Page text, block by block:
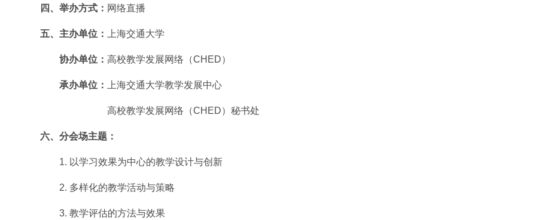
四、举办方式： 网络直播
五、 主办单位： 上海交通大学
协办单位：高校教学发展网络（CHED）
承办单位： 上海交通大学教学发展中心
高校教学发展网络（CHED）秘书处
六、分会场主题：
1. 以学习效果为中心的教学设计与创新
2. 多样化的教学活动与策略
3. 教学评估的方法与效果